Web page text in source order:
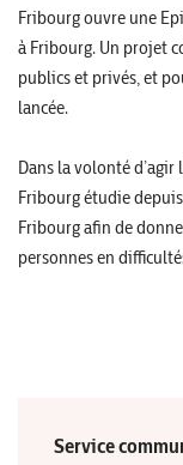
Fribourg ouvre une
à Fribourg. Un projet
publics et privés, et
lancée.
Dans la volonté
Fribourg étudie
Fribourg afin de
personnes en
Service